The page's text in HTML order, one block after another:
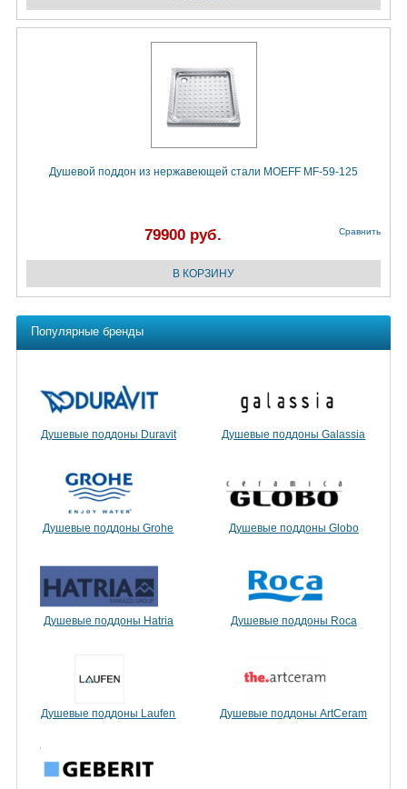
Душевой поддон из нержавеющей стали MOEFF MF-59-125
79900 руб. Сравнить
Популярные бренды
Душевые поддоны Duravit Душевые поддоны Galassia
Душевые поддоны Grohe Душевые поддоны Globo
Душевые поддоны Hatria Душевые поддоны Roca
Душевые поддоны Laufen Душевые поддоны ArtCeram